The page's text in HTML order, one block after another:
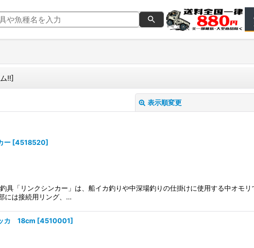
!!]
表示順変更
絞り込む
ー [4518520]
具「リンクシンカー」は、船イカ釣りや中深場釣りの仕掛けに使用する中オモ
には接続用リング、…
カ 18cm [4510001]